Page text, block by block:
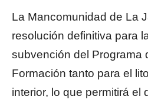
La Mancomunidad de La
resolución definitiva para
subvención del Programa
Formación tanto para el
interior, lo que permitirá el